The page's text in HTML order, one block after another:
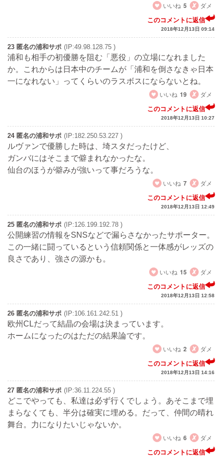
いいね 5 ダメ
このコメントに返信
2018年12月13日 09:14
23 匿名の浦和サポ (IP:49.98.128.75 )
浦和も相手の初優勝を阻む「悪役」の立場になれました
か。これからは日本中のチームが「浦和を倒さなきゃ日本
一になれない」ってくらいのラスボスにならないとね。
いいね 19 ダメ
このコメントに返信
2018年12月13日 10:27
24 匿名の浦和サポ (IP:182.250.53.227 )
ルヴァンで優勝した時は、埼スタだったけど、
ガンバにはそこまで僻まれなかったな。
仙台のほうが僻みが強いって事だろうな。
いいね 7 ダメ
このコメントに返信
2018年12月13日 12:49
25 匿名の浦和サポ (IP:126.199.192.78 )
公開練習の情報をSNSなどで漏らさなかったサポーター。
この一緒に闘っているという信頼関係と一体感がレッズの
良さであり、強さの源かも。
いいね 15 ダメ
このコメントに返信
2018年12月13日 12:58
26 匿名の浦和サポ (IP:106.161.242.51 )
欧州CLだって結晶の会場は決まっています。
ホームになったのはただの結果論です。
いいね 2 ダメ
このコメントに返信
2018年12月13日 14:16
27 匿名の浦和サポ (IP:36.11.224.55 )
どこでやっても、私達は必ず行くでしょう。あそこまで埋
まらなくても、半分は確実に埋める。だって、仲間の晴れ
舞台。力になりたいじゃないか。
いいね 6 ダメ
このコメントに返信